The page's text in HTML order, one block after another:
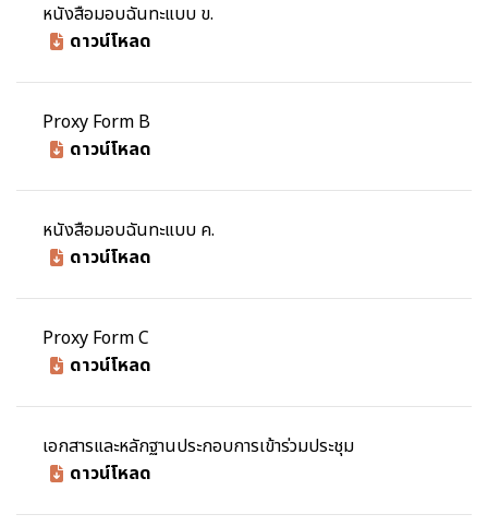
หนังสือมอบฉันทะแบบ ข.
ดาวน์โหลด
Proxy Form B
ดาวน์โหลด
หนังสือมอบฉันทะแบบ ค.
ดาวน์โหลด
Proxy Form C
ดาวน์โหลด
เอกสารและหลักฐานประกอบการเข้าร่วมประชุม
ดาวน์โหลด